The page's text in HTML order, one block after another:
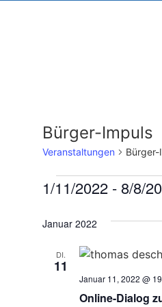
Bürger-Impuls
Veranstaltungen Bürger-
1/11/2022 - 8/8/
Januar 2022
DI.
11
Online-Dialog
Januar 11, 2022 @